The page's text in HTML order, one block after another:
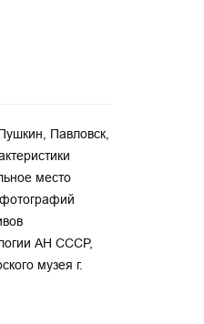
Павловск,
место
АН СССР,
музея г.